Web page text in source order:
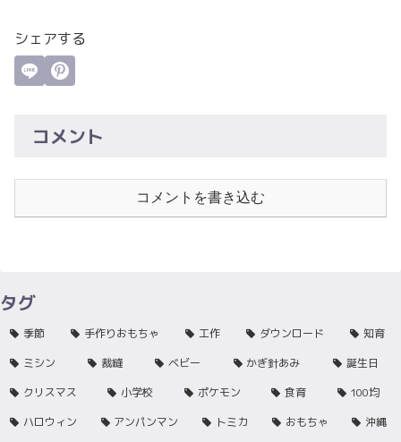
シェアする
コメント
コメントを書き込む
タグ
季節 手作りおもちゃ 工作 ダウンロード
知育
ミシン
裁縫 ベビー かぎ針あみ
誕生日
クリスマス
小学校 ポケモン 食育
100均
ハロウィン
アンパンマン トミカ おもちゃ
沖縄